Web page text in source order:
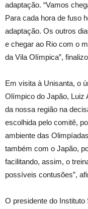
adaptação. “Vamos
Para cada hora de fuso
adaptação. Os outros
e chegar ao Rio com o
da Vila Olímpica”,
Em visita à Unisanta, o
Olímpico do Japão, Luiz
da nossa região na
escolhida pelo comitê,
ambiente das
também com o Japão,
facilitando, assim, o
possíveis contusões”,
O presidente do